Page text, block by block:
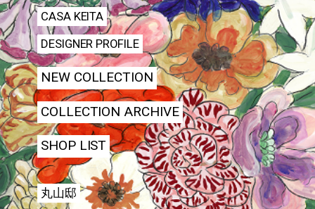
CASA KEITA
DESIGNER PROFILE
NEW COLLECTION
COLLECTION ARCHIVE
SHOP LIST
丸山邸